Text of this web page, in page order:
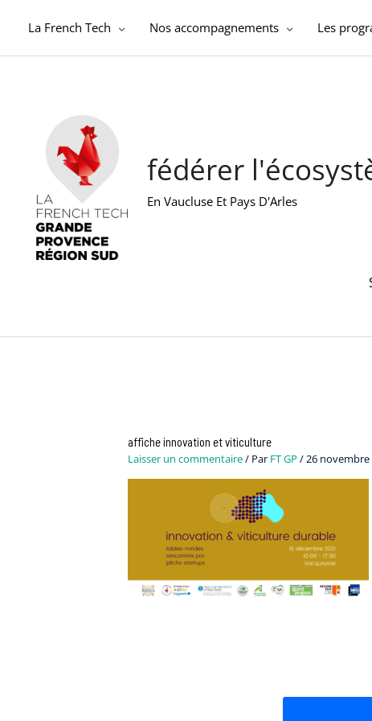
La French Tech Nos accompagnements Les
fédérer
En Vaucluse Et Pays D'Arles
affiche innovation et viticulture
Laisser un commentaire/ Par FT GP /26 novembre